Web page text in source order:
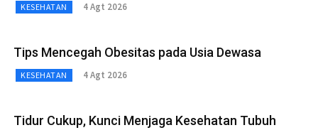
KESEHATAN 4 Agt 2026
Tips Mencegah Obesitas pada Usia Dewasa
KESEHATAN 4 Agt 2026
Tidur Cukup, Kunci Menjaga Kesehatan Tubuh